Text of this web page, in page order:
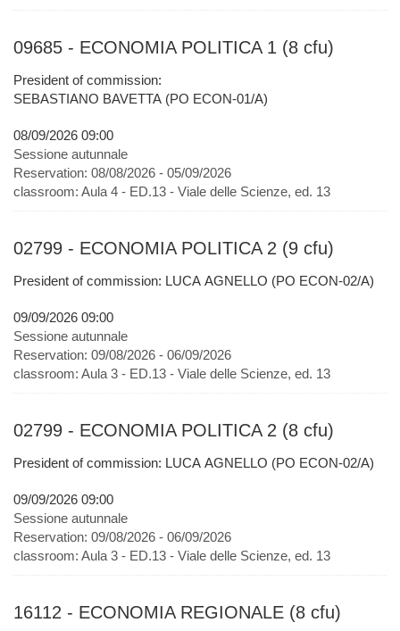
09685 - ECONOMIA POLITICA 1 (8 cfu)
President of commission:
SEBASTIANO BAVETTA (PO ECON-01/A)
08/09/2026 09:00
Sessione autunnale
Reservation: 08/08/2026 - 05/09/2026
classroom: Aula 4 - ED.13 - Viale delle Scienze, ed. 13
02799 - ECONOMIA POLITICA 2 (9 cfu)
President of commission: LUCA AGNELLO (PO ECON-02/A)
09/09/2026 09:00
Sessione autunnale
Reservation: 09/08/2026 - 06/09/2026
classroom: Aula 3 - ED.13 - Viale delle Scienze, ed. 13
02799 - ECONOMIA POLITICA 2 (8 cfu)
President of commission: LUCA AGNELLO (PO ECON-02/A)
09/09/2026 09:00
Sessione autunnale
Reservation: 09/08/2026 - 06/09/2026
classroom: Aula 3 - ED.13 - Viale delle Scienze, ed. 13
16112 - ECONOMIA REGIONALE (8 cfu)